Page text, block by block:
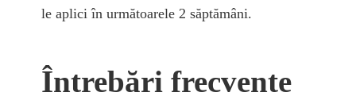
le aplici în următoarele 2 săptămâni.
Întrebări frecvente